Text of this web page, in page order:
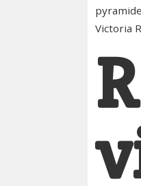
Victoria